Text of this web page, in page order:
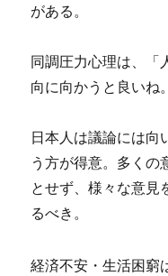
がある。
同調圧力心理は、「
向に向かうと良いね。
日本人は議論には向
う方が得意。多くの
とせず、様々な意見
るべき。
経済不安・生活困窮